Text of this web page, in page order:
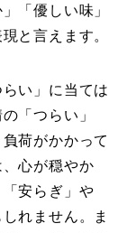
「優しい味」
と言えます。
い」に当ては
「つらい」
荷がかかって
心が穏やか
安らぎ」や
れません。ま